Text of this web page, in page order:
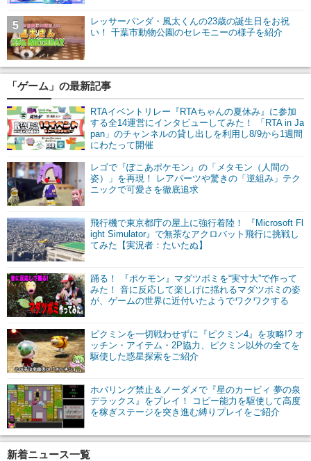
レッサーパンダ・風太くんの23歳の誕生日をお祝
い！ 千葉市動物公園のセレモニーの様子を紹介
5
「ゲーム」の最新記事
RTAイベントリレー『RTAちゃんの夏休み』に参加
する全14運営にインタビューしてみた！ 「RTA in Ja
pan」のチャンネルの貸し出しを利用し8/9から1週間
にわたって開催
レゴで『ぽこあポケモン』の「メタモン（人間の
姿）」を再現！ レアパーツや驚きの「逆組み」テク
ニックで可愛さを徹底追求
飛行機で東京都庁の屋上に強行着陸！ 『Microsoft Fl
ight Simulator』で無茶なアクロバット飛行に挑戦し
てみた【実況者：たいたぬ】
踊る！ 『ポケモン』マダツボミを“実寸大”で作って
みた！ 音に反応して楽しげに揺れるマダツボミの姿
が、ゲームの世界に近付いたようでワクワクする
ピクミンを一切戦わせずに『ピクミン4』を攻略!? オ
ッチン・アイテム・2P協力、ピクミン以外の全てを
駆使した惑星探索をご紹介
ホバリング禁止＆ノーダメで『星のカービィ 夢の泉
デラックス』をプレイ！ コピー能力を駆使して高度
を稼ぎステージを突き進む縛りプレイをご紹介
新着ニュース一覧